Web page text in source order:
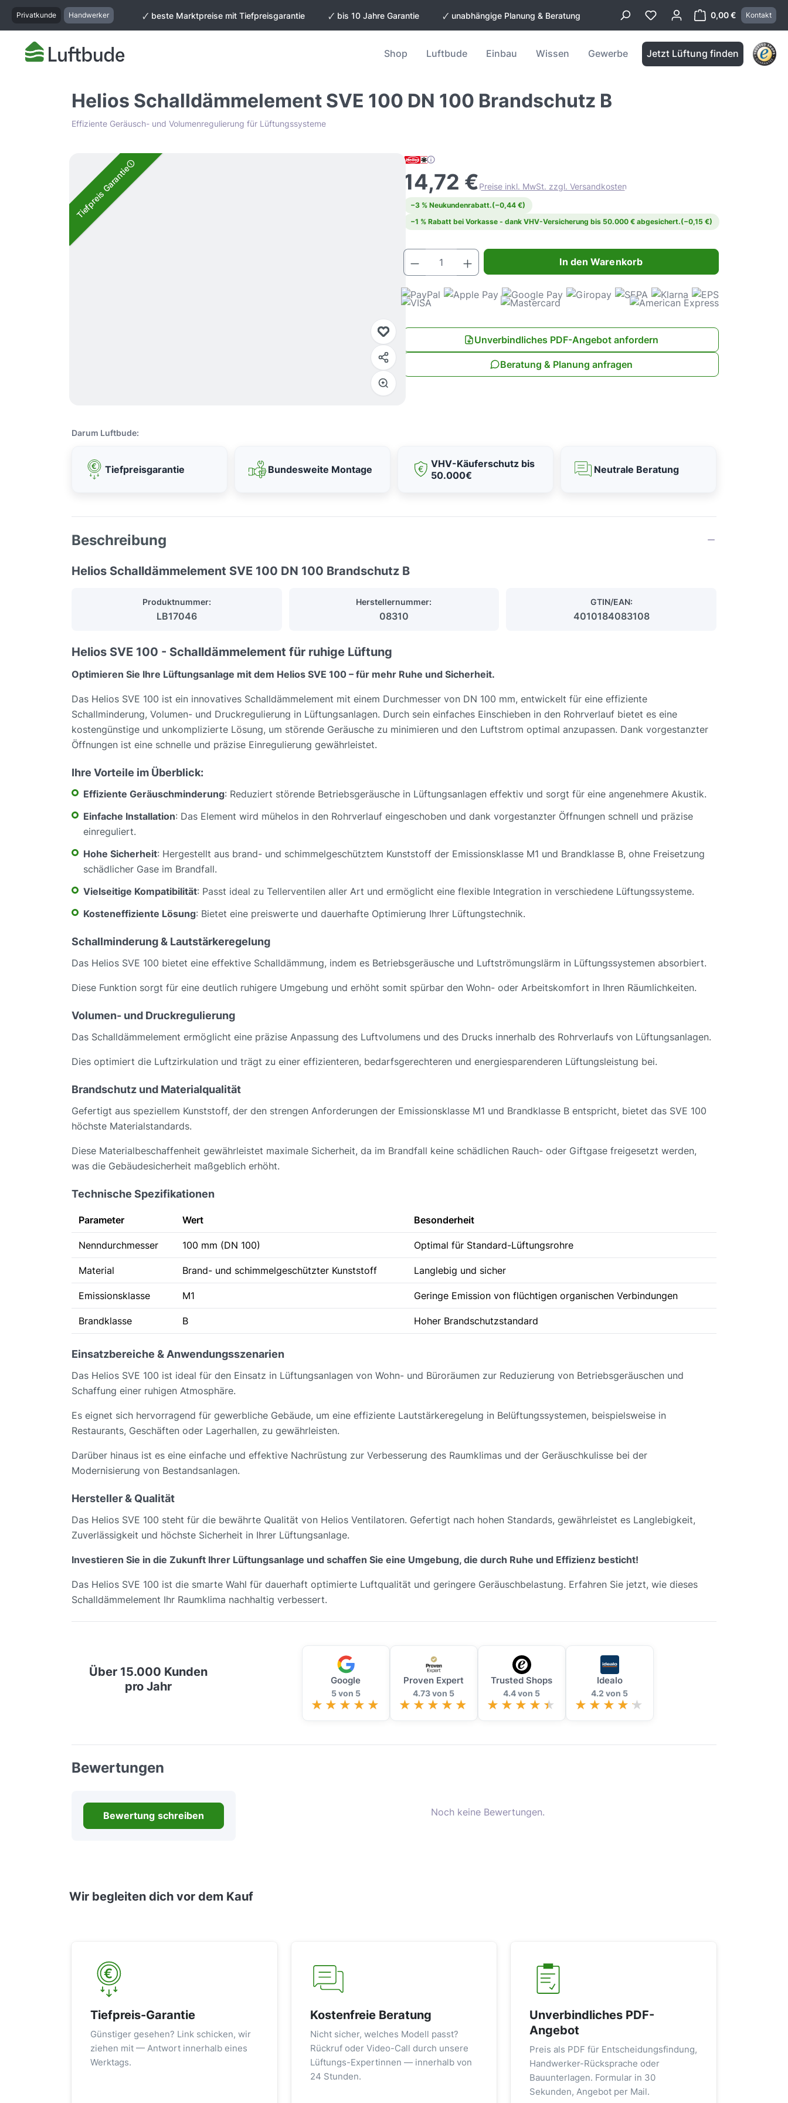
Zur Hauptnavigation springen
Privatkunde Handwerker 🗸 beste Marktpreise mit Tiefpreisgarantie 🗸 bis 10 Jahre Garantie 🗸 unabhängige Planung & Beratung 0,00 €
Warenkorb
Kontakt
Shop Luftbude Einbau Wissen Gewerbe Jetzt Lüftung finden
Helios Schalldämmelement SVE 100 DN 100 Brandschutz B
Effiziente Geräusch- und Volumenregulierung für Lüftungssysteme
Bildergalerie überspringen
Tiefpreis Garantie 14,72 €Preise inkl. MwSt. zzgl. Versandkosten
−3 % Neukundenrabatt.(−0,44 €)
−1 % Rabatt bei Vorkasse - dank VHV-Versicherung bis 50.000 € abgesichert.(−0,15 €)
Produkt Anzahl: Gib den gewünschten Wert ein oder benutze die Schaltflächen
In den Warenkorb
Unverbindliches PDF-Angebot anfordern
Beratung & Planung anfragen
Darum Luftbude:
Tiefpreisgarantie Bundesweite Montage
VHV-Käuferschutz bis
50.000€
Neutrale Beratung
Beschreibung
Helios Schalldämmelement SVE 100 DN 100 Brandschutz B
Produktnummer:
LB17046
Herstellernummer:
08310
GTIN/EAN:
4010184083108
Helios SVE 100 - Schalldämmelement für ruhige Lüftung
Optimieren Sie Ihre Lüftungsanlage mit dem Helios SVE 100 – für mehr Ruhe und Sicherheit.
Das Helios SVE 100 ist ein innovatives Schalldämmelement mit einem Durchmesser von DN 100 mm, entwickelt für eine effiziente
Schallminderung, Volumen- und Druckregulierung in Lüftungsanlagen. Durch sein einfaches Einschieben in den Rohrverlauf bietet es eine
kostengünstige und unkomplizierte Lösung, um störende Geräusche zu minimieren und den Luftstrom optimal anzupassen. Dank vorgestanzter
Öffnungen ist eine schnelle und präzise Einregulierung gewährleistet.
Ihre Vorteile im Überblick:
Effiziente Geräuschminderung: Reduziert störende Betriebsgeräusche in Lüftungsanlagen effektiv und sorgt für eine angenehmere Akustik.
Einfache Installation: Das Element wird mühelos in den Rohrverlauf eingeschoben und dank vorgestanzter Öffnungen schnell und präzise
einreguliert.
Hohe Sicherheit: Hergestellt aus brand- und schimmelgeschütztem Kunststoff der Emissionsklasse M1 und Brandklasse B, ohne Freisetzung
schädlicher Gase im Brandfall.
Vielseitige Kompatibilität: Passt ideal zu Tellerventilen aller Art und ermöglicht eine flexible Integration in verschiedene Lüftungssysteme.
Kosteneffiziente Lösung: Bietet eine preiswerte und dauerhafte Optimierung Ihrer Lüftungstechnik.
Schallminderung & Lautstärkeregelung
Das Helios SVE 100 bietet eine effektive Schalldämmung, indem es Betriebsgeräusche und Luftströmungslärm in Lüftungssystemen absorbiert.
Diese Funktion sorgt für eine deutlich ruhigere Umgebung und erhöht somit spürbar den Wohn- oder Arbeitskomfort in Ihren Räumlichkeiten.
Volumen- und Druckregulierung
Das Schalldämmelement ermöglicht eine präzise Anpassung des Luftvolumens und des Drucks innerhalb des Rohrverlaufs von Lüftungsanlagen.
Dies optimiert die Luftzirkulation und trägt zu einer effizienteren, bedarfsgerechteren und energiesparenderen Lüftungsleistung bei.
Brandschutz und Materialqualität
Gefertigt aus speziellem Kunststoff, der den strengen Anforderungen der Emissionsklasse M1 und Brandklasse B entspricht, bietet das SVE 100
höchste Materialstandards.
Diese Materialbeschaffenheit gewährleistet maximale Sicherheit, da im Brandfall keine schädlichen Rauch- oder Giftgase freigesetzt werden,
was die Gebäudesicherheit maßgeblich erhöht.
Technische Spezifikationen
Parameter Wert Besonderheit
Nenndurchmesser 100 mm (DN 100) Optimal für Standard-Lüftungsrohre
Material Brand- und schimmelgeschützter Kunststoff Langlebig und sicher
Emissionsklasse M1 Geringe Emission von flüchtigen organischen Verbindungen
Brandklasse B Hoher Brandschutzstandard
Einsatzbereiche & Anwendungsszenarien
Das Helios SVE 100 ist ideal für den Einsatz in Lüftungsanlagen von Wohn- und Büroräumen zur Reduzierung von Betriebsgeräuschen und
Schaffung einer ruhigen Atmosphäre.
Es eignet sich hervorragend für gewerbliche Gebäude, um eine effiziente Lautstärkeregelung in Belüftungssystemen, beispielsweise in
Restaurants, Geschäften oder Lagerhallen, zu gewährleisten.
Darüber hinaus ist es eine einfache und effektive Nachrüstung zur Verbesserung des Raumklimas und der Geräuschkulisse bei der
Modernisierung von Bestandsanlagen.
Hersteller & Qualität
Das Helios SVE 100 steht für die bewährte Qualität von Helios Ventilatoren. Gefertigt nach hohen Standards, gewährleistet es Langlebigkeit,
Zuverlässigkeit und höchste Sicherheit in Ihrer Lüftungsanlage.
Investieren Sie in die Zukunft Ihrer Lüftungsanlage und schaffen Sie eine Umgebung, die durch Ruhe und Effizienz besticht!
Das Helios SVE 100 ist die smarte Wahl für dauerhaft optimierte Luftqualität und geringere Geräuschbelastung. Erfahren Sie jetzt, wie dieses
Schalldämmelement Ihr Raumklima nachhaltig verbessert.
Über 15.000 Kunden
pro Jahr
Google
5 von 5
Proven Expert
4.73 von 5
Trusted Shops
4.4 von 5
Idealo
4.2 von 5
Bewertungen
Bewertung schreiben Noch keine Bewertungen.
Wir begleiten dich vor dem Kauf
Tiefpreis-Garantie
Günstiger gesehen? Link schicken, wir
ziehen mit — Antwort innerhalb eines
Werktags.
Kostenfreie Beratung
Nicht sicher, welches Modell passt?
Rückruf oder Video-Call durch unsere
Lüftungs-Expertinnen — innerhalb von
24 Stunden.
Unverbindliches PDF-
Angebot
Preis als PDF für Entscheidungsfindung,
Handwerker-Rücksprache oder
Bauunterlagen. Formular in 30
Sekunden, Angebot per Mail.